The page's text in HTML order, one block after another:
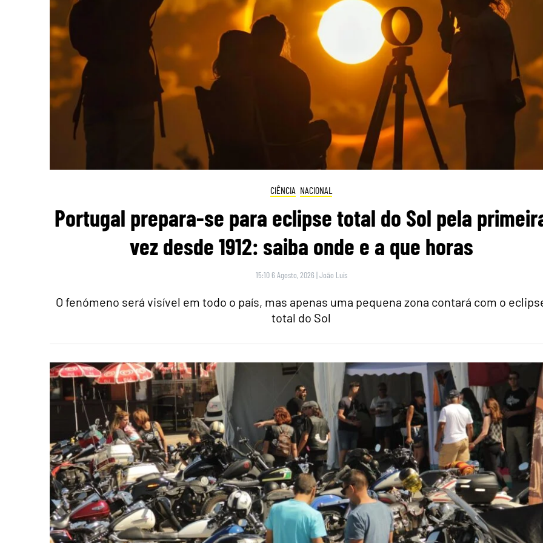
CIÊNCIA NACIONAL
Portugal prepara-se para eclipse total do Sol pela
vez desde 1912: saiba onde e a que horas
15:10 6 Agosto, 2026 |João Luís
O fenómeno será visível em todo o país, mas apenas uma pequena zona contará com o
total do Sol